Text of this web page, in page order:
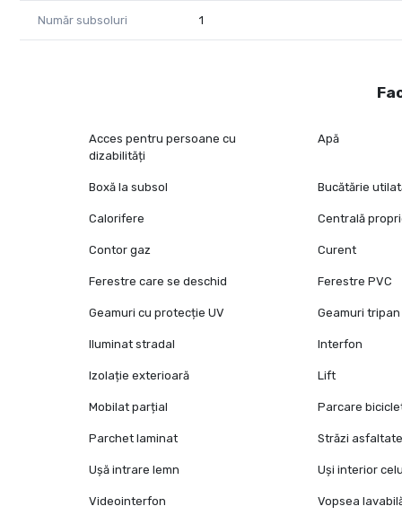
Număr subsoluri 1
Acces pentru persoane cu
dizabilități
Apă
Boxă la subsol Bucătărie
Calorifere Centrală
Contor gaz Curent
Ferestre care se deschid Ferestre PVC
Geamuri cu protecție UV Geamuri tripan
Iluminat stradal Interfon
Izolație exterioară Lift
Mobilat parțial Parcare
Parchet laminat Străzi asfaltate
Ușă intrare lemn Uși interior
Videointerfon Vopsea